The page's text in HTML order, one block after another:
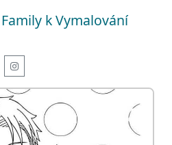
k Vymalování